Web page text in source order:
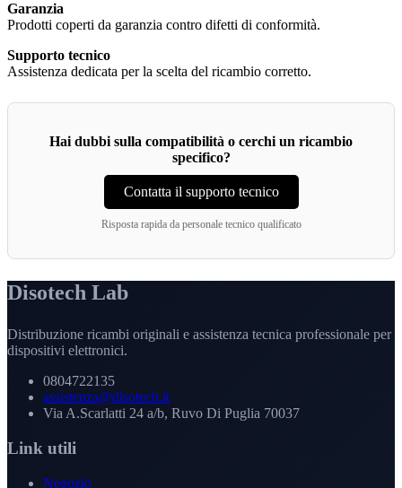
Garanzia
Prodotti coperti da garanzia contro difetti di conformità.
Supporto tecnico
Assistenza dedicata per la scelta del ricambio corretto.
Hai dubbi sulla compatibilità o cerchi un ricambio
specifico?
Contatta il supporto tecnico
Risposta rapida da personale tecnico qualificato
Disotech Lab
Distribuzione ricambi originali e assistenza tecnica professionale per
dispositivi elettronici.
0804722135
assistenza@disotech.it
Via A.Scarlatti 24 a/b, Ruvo Di Puglia 70037
Link utili
Negozio